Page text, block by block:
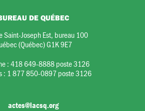
DE QUÉBEC
Saint-Joseph Est, bureau 100
(Québec) G1K 9E7
:418 649-8888 poste 3126
: 1 877 850-0897 poste 3126
actes@lacsq.org